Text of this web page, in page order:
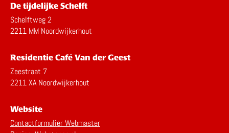
De tijdelijke Schelft
Schelftweg 2
2211 MM Noordwijkerhout
Residentie Café Van der Geest
Zeestraat 7
2211 XA Noordwijkerhout
Website
Contactformulier Webmaster